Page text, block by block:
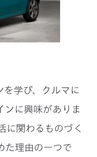
を学び、クルマに
ンに興味がありま
に関わるものづく
た理由の一つで